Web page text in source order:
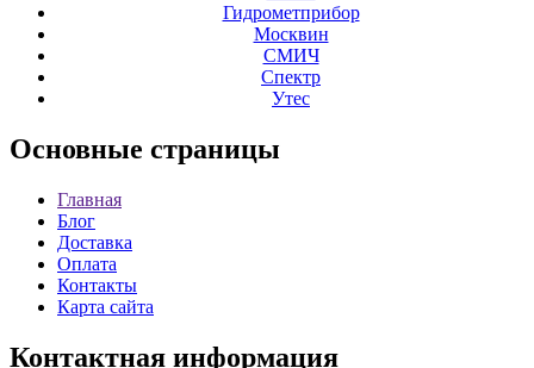
Гидрометприбор
Москвин
СМИЧ
Спектр
Утес
Основные страницы
Главная
Блог
Доставка
Оплата
Контакты
Карта сайта
Контактная информация